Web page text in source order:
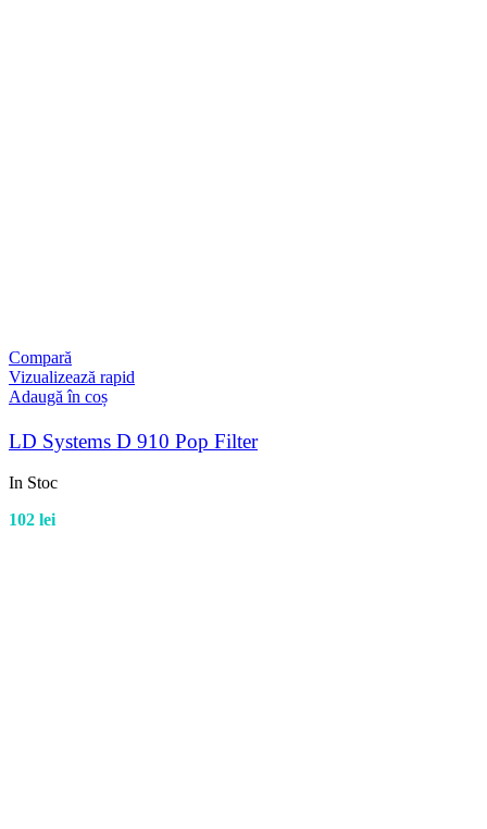
Compară
Vizualizează rapid
Adaugă în coș
LD Systems D 910 Pop Filter
In Stoc
102 lei